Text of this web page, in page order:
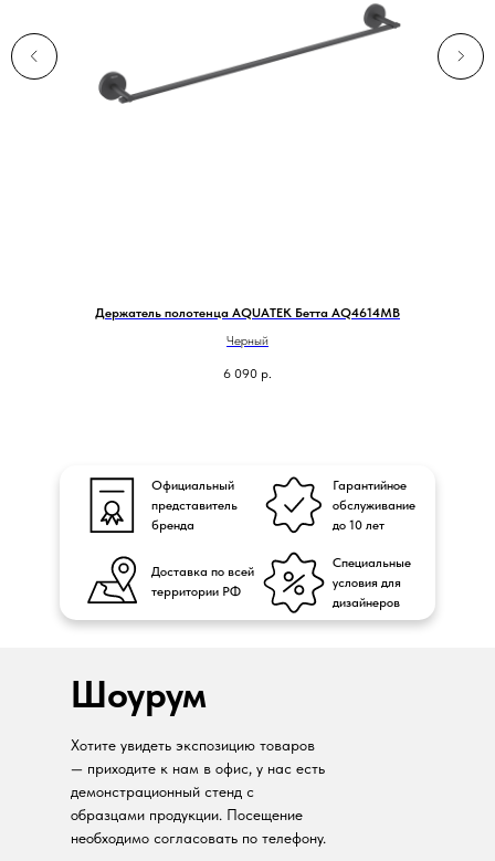
Держатель полотенца AQUATEK Бетта AQ4614MB
Черный
6 090 р.
Официальный
представитель
бренда
Доставка по всей
территории РФ
Гарантийное
обслуживание
до 10 лет
Специальные
условия для
дизайнеров
Шоурум
Хотите увидеть экспозицию товаров
— приходите к нам в офис, у нас есть
демонстрационный стенд с
образцами продукции. Посещение
необходимо согласовать по телефону.